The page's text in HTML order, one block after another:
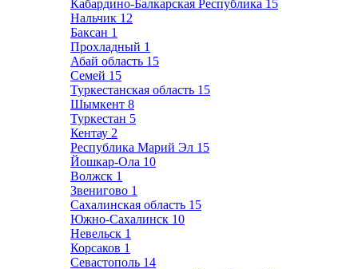
Кабардино-Балкарская Республика 15
Нальчик 12
Баксан 1
Прохладный 1
Абай область 15
Семей 15
Туркестанская область 15
Шымкент 8
Туркестан 5
Кентау 2
Республика Марий Эл 15
Йошкар-Ола 10
Волжск 1
Звенигово 1
Сахалинская область 15
Южно-Сахалинск 10
Невельск 1
Корсаков 1
Севастополь 14